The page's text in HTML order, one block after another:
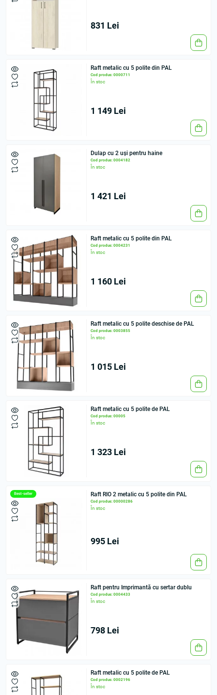
831 Lei
Raft metalic cu 5 polite din PAL
Cod produs: 0000711
În stoc
1 149 Lei
Dulap cu 2 uși pentru haine
Cod produs: 0004182
În stoc
1 421 Lei
Raft metalic cu 5 polite din PAL
Cod produs: 0004231
În stoc
1 160 Lei
Raft metalic cu 5 polite deschise de PAL
Cod produs: 0003855
În stoc
1 015 Lei
Raft metalic cu 5 polite de PAL
Cod produs: 00005
În stoc
1 323 Lei
Best-seller Raft RIO 2 metalic cu 5 polite din PAL
Cod produs: 00000286
În stoc
995 Lei
Raft pentru Imprimantă сu sertar dublu
Cod produs: 0004433
În stoc
798 Lei
Raft metalic cu 5 polite de PAL
Cod produs: 0002196
În stoc